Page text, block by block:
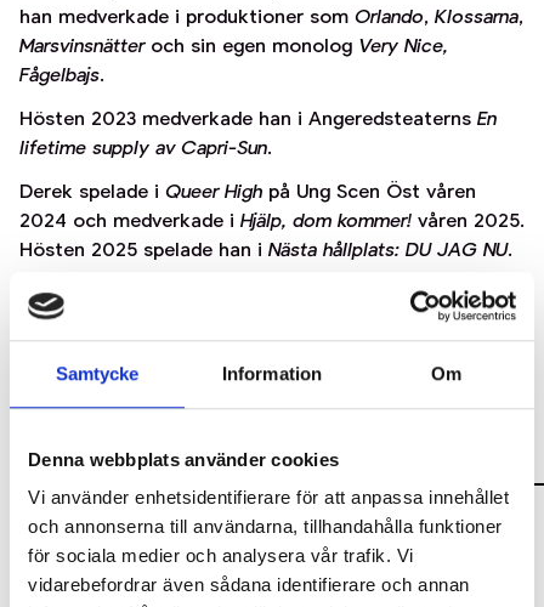
Samtycke Information Om
Denna webbplats använder cookies
Vi använder enhetsidentifierare för att anpassa innehållet
och annonserna till användarna, tillhandahålla funktioner
för sociala medier och analysera vår trafik. Vi
vidarebefordrar även sådana identifierare och annan
han medverkade i produktioner som Orlando, Klossarna,
Marsvinsnätter och sin egen monolog Very Nice,
Fågelbajs.
Hösten 2023 medverkade han i Angeredsteaterns En
lifetime supply av Capri-Sun.
Derek spelade i Queer High på Ung Scen Öst våren
2024 och medverkade i Hjälp, dom kommer! våren 2025.
Hösten 2025 spelade han i Nästa hållplats: DU JAG NU.
Hösten 2026 ser ni honom i